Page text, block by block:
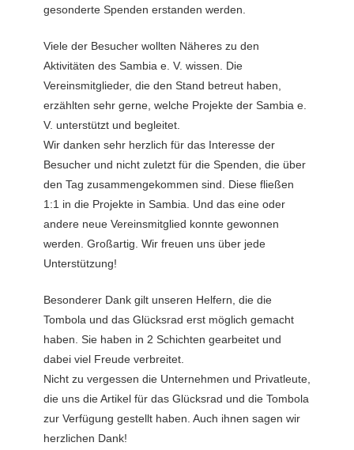
gesonderte Spenden erstanden werden.
Viele der Besucher wollten Näheres zu den
Aktivitäten des Sambia e. V. wissen. Die
Vereinsmitglieder, die den Stand betreut haben,
erzählten sehr gerne, welche Projekte der Sambia e.
V. unterstützt und begleitet.
Wir danken sehr herzlich für das Interesse der
Besucher und nicht zuletzt für die Spenden, die über
den Tag zusammengekommen sind. Diese fließen
1:1 in die Projekte in Sambia. Und das eine oder
andere neue Vereinsmitglied konnte gewonnen
werden. Großartig. Wir freuen uns über jede
Unterstützung!
Besonderer Dank gilt unseren Helfern, die die
Tombola und das Glücksrad erst möglich gemacht
haben. Sie haben in 2 Schichten gearbeitet und
dabei viel Freude verbreitet.
Nicht zu vergessen die Unternehmen und Privatleute,
die uns die Artikel für das Glücksrad und die Tombola
zur Verfügung gestellt haben. Auch ihnen sagen wir
herzlichen Dank!